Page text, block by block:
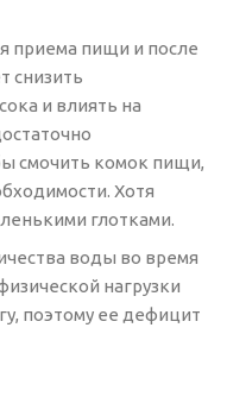
приема пищи и после
снизить
и влиять на
смочить комок пищи,
Хотя
глотками.
воды во время
нагрузки
поэтому ее дефицит